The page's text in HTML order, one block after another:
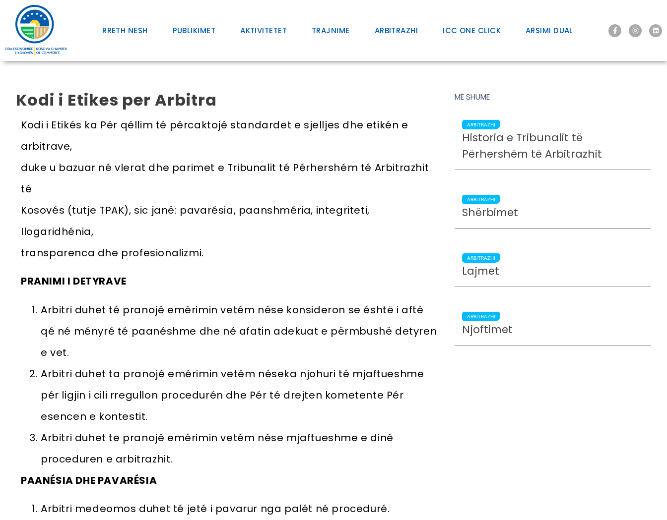
RRETH NESH PUBLIKIMET AKTIVITETET TRAJNIME ARBITRAZHI ICC ONE CLICK ARSIMI DUAL
Kodi i Etikes per Arbitra
Kodi i Etikés ka Pér qéllim té pércaktojé standardet e sjelljes dhe etikén e
arbitrave,
duke u bazuar né vlerat dhe parimet e Tribunalit té Pérhershém té Arbitrazhit
té
Kosovés (tutje TPAK), sic janë: pavarésia, paanshméria, integriteti,
Ilogaridhénia,
transparenca dhe profesionalizmi.
PRANIMI I DETYRAVE
Arbitri duhet té pranojé emérimin vetém nése konsideron se éshtë i afté
qé né ményré té paanéshme dhe né afatin adekuat e përmbushë detyren
e vet.
Arbitri duhet ta pranojé emérimin vetém néseka njohuri té mjaftueshme
pér ligjin i cili rregullon procedurén dhe Pér té drejten kometente Pér
esencen e kontestit.
Arbitri duhet te pranojé emérimin vetém nése mjaftueshme e diné
proceduren e arbitrazhit.
PAANÉSIA DHE PAVARÉSIA
Arbitri medeomos duhet té jeté i pavarur nga palét né proceduré.
ME SHUME
ARBITRAZHI
Historia e Tribunalit të
Përhershëm të Arbitrazhit
ARBITRAZHI
Shërbimet
ARBITRAZHI
Lajmet
ARBITRAZHI
Njoftimet